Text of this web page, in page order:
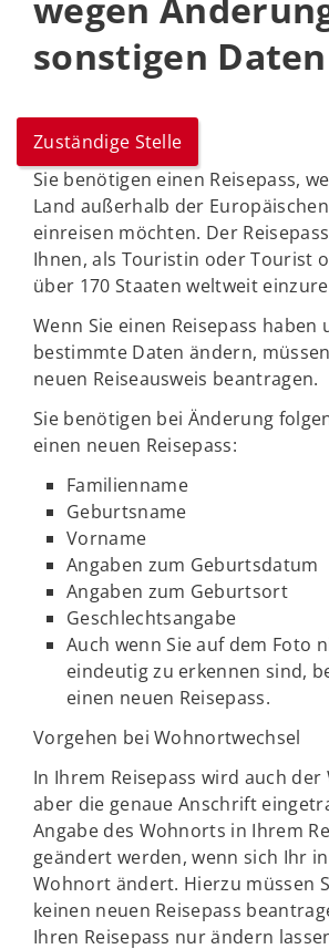
sonstigen Daten
Zuständige Stelle
Sie benötigen einen Reisepass,
Land außerhalb der
einreisen möchten. Der
Ihnen, als Touristin oder Tourist
über 170 Staaten weltweit
Wenn Sie einen Reisepass haben
bestimmte Daten ändern,
neuen Reiseausweis beantragen.
Sie benötigen bei Änderung
einen neuen Reisepass:
Familienname
Geburtsname
Vorname
Angaben zum Geburtsdatum
Angaben zum Geburtsort
Geschlechtsangabe
Auch wenn Sie auf dem Foto
eindeutig zu erkennen sind,
einen neuen Reisepass.
Vorgehen bei Wohnortwechsel
In Ihrem Reisepass wird auch
aber die genaue Anschrift
Angabe des Wohnorts in Ihrem
geändert werden, wenn sich Ihr
Wohnort ändert. Hierzu müssen
keinen neuen Reisepass
Ihren Reisepass nur ändern